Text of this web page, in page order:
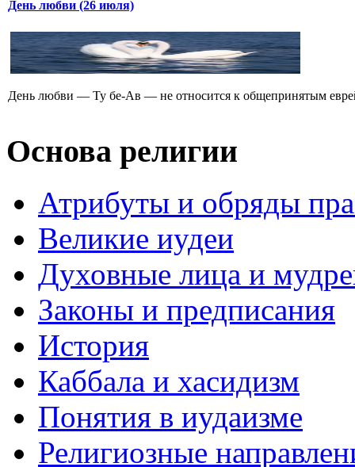
День любви (26 июля)
День любви — Ту бе-Ав — не относится к общепринятым
Основа религии
Атрибуты и обряды
Великие иудеи
Духовные лица и
Законы и предписания
История
Каббала и хасидизм
Понятия в иудаизме
Религиозные